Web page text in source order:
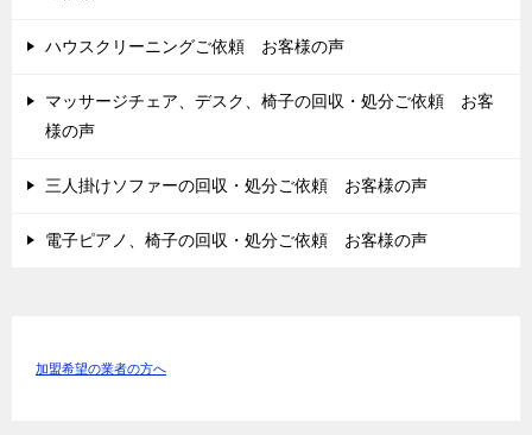
ハウスクリーニングご依頼 お客様の声
マッサージチェア、デスク、椅子の回収・処分ご依頼 お客
様の声
三人掛けソファーの回収・処分ご依頼 お客様の声
電子ピアノ、椅子の回収・処分ご依頼 お客様の声
加盟希望の業者の方へ